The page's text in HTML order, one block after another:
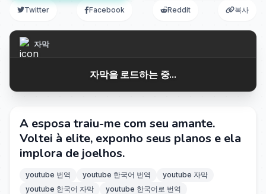
Twitter Facebook Reddit 복사
자막
자막을 로드하는 중...
A esposa traiu-me com seu amante.
Voltei à elite, exponho seus planos e ela
implora de joelhos.
youtube 번역 youtube 한국어 번역
youtube 자막
youtube 한국어 자막
youtube 한국어로 번역